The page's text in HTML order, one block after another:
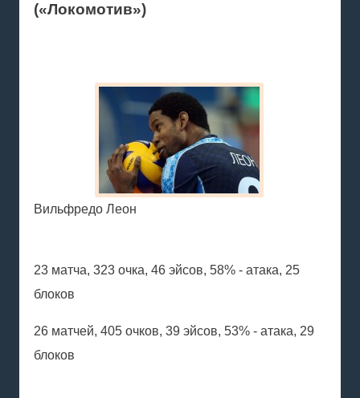
(«Локомотив»)
Вильфредо Леон
23 матча, 323 очка, 46 эйсов, 58% - атака, 25
блоков
26 матчей, 405 очков, 39 эйсов, 53% - атака, 29
блоков